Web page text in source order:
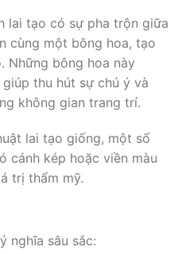
lai tạo có sự pha trộn giữa
cùng một bông hoa, tạo
Những bông hoa này
thu hút sự chú ý và
không gian trang trí.
lai tạo giống, một số
cánh kép hoặc viền màu
trị thẩm mỹ.
nghĩa sâu sắc: